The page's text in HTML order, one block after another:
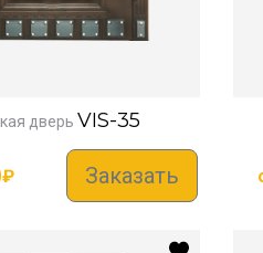
дверь VIS-35
₽ Заказать